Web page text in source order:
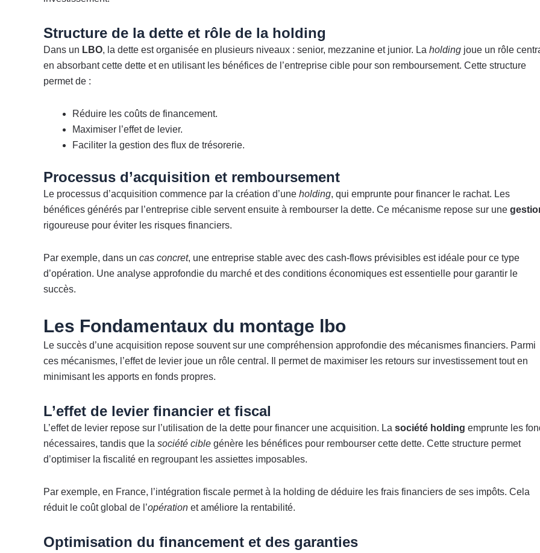
Structure de la dette et rôle de la holding
Dans un LBO, la dette est organisée en plusieurs niveaux : senior, mezzanine et junior. La holding joue un rôle
en absorbant cette dette et en utilisant les bénéfices de l’entreprise cible pour son remboursement. Cette structure
permet de :
Réduire les coûts de financement.
Maximiser l’effet de levier.
Faciliter la gestion des flux de trésorerie.
Processus d’acquisition et remboursement
Le processus d’acquisition commence par la création d’une holding, qui emprunte pour financer le rachat. Les
bénéfices générés par l’entreprise cible servent ensuite à rembourser la dette. Ce mécanisme repose sur une
rigoureuse pour éviter les risques financiers.
Par exemple, dans un cas concret, une entreprise stable avec des cash-flows prévisibles est idéale pour ce type
d’opération. Une analyse approfondie du marché et des conditions économiques est essentielle pour garantir le
succès.
Les Fondamentaux du montage lbo
Le succès d’une acquisition repose souvent sur une compréhension approfondie des mécanismes financiers. Parmi
ces mécanismes, l’effet de levier joue un rôle central. Il permet de maximiser les retours sur investissement tout en
minimisant les apports en fonds propres.
L’effet de levier financier et fiscal
L’effet de levier repose sur l’utilisation de la dette pour financer une acquisition. La société holding emprunte les
nécessaires, tandis que la société cible génère les bénéfices pour rembourser cette dette. Cette structure permet
d’optimiser la fiscalité en regroupant les assiettes imposables.
Par exemple, en France, l’intégration fiscale permet à la holding de déduire les frais financiers de ses impôts. Cela
réduit le coût global de l’opération et améliore la rentabilité.
Optimisation du financement et des garanties